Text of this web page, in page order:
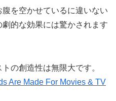
を空かせているに違いない
的な効果には驚かされます
の創造性は無限大です。
Are Made For Movies & TV